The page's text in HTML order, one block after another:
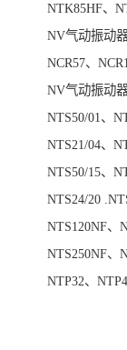
NTK85HF、
NV气动振动
NCR57、
NV气动振动
NTS50/01、
NTS21/04、
NTS50/15、
NTS24/20
NTS120NF、
NTS250NF、
NTP32、